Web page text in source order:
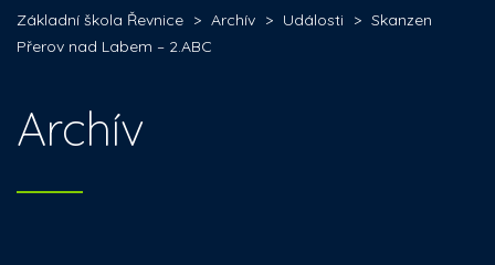
Základní škola Řevnice > Archív > Události > Skanzen
Přerov nad Labem – 2.ABC
Archív